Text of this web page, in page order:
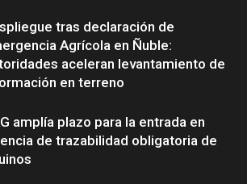
tras declaración de
Agrícola en Ñuble:
aceleran levantamiento de
en terreno
amplía plazo para la entrada en
de trazabilidad obligatoria de